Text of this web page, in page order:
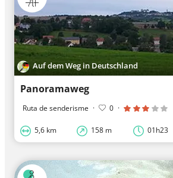
Auf dem Weg in Deutschland
Panoramaweg
Ruta de senderisme · 0 ·
5,6 km 158 m 01h23